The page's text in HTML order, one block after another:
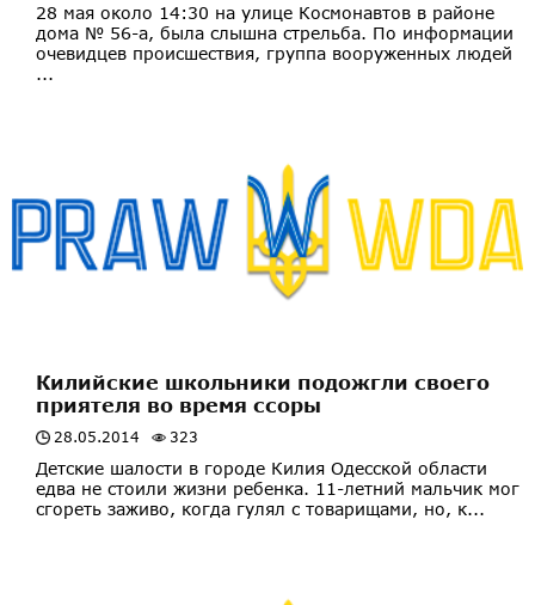
28 мая около 14:30 на улице Космонавтов в районе
дома № 56-а, была слышна стрельба. По информации
очевидцев происшествия, группа вооруженных людей
...
Килийские школьники подожгли своего
приятеля во время ссоры
28.05.2014 323
Детские шалости в городе Килия Одесской области
едва не стоили жизни ребенка. 11-летний мальчик мог
сгореть заживо, когда гулял с товарищами, но, к...